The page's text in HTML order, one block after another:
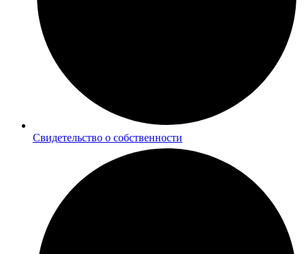
Cвидетельство о собственности